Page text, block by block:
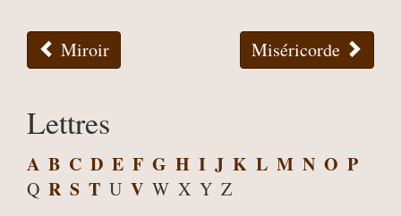
Miroir Miséricorde
Lettres
A B C D E F G H I J K L M N O P
Q R S T U V W X Y Z